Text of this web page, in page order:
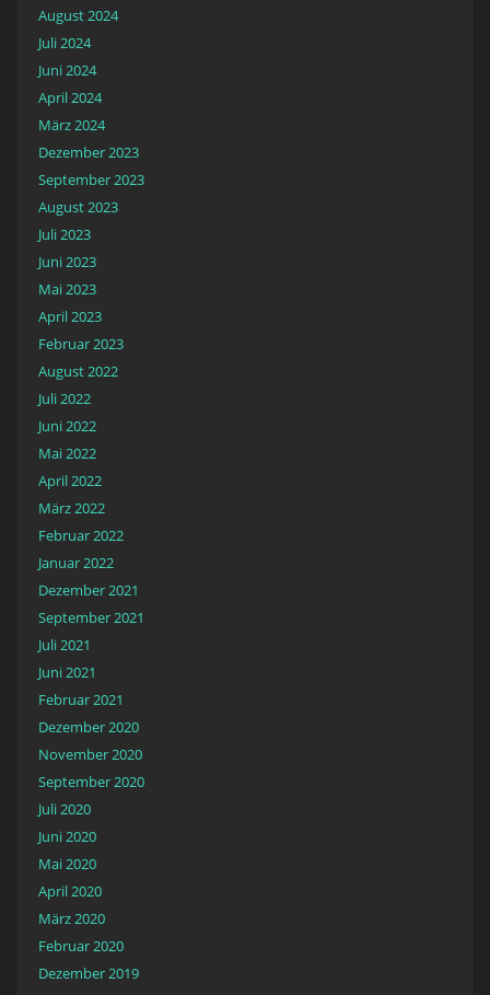
August 2024
Juli 2024
Juni 2024
April 2024
März 2024
Dezember 2023
September 2023
August 2023
Juli 2023
Juni 2023
Mai 2023
April 2023
Februar 2023
August 2022
Juli 2022
Juni 2022
Mai 2022
April 2022
März 2022
Februar 2022
Januar 2022
Dezember 2021
September 2021
Juli 2021
Juni 2021
Februar 2021
Dezember 2020
November 2020
September 2020
Juli 2020
Juni 2020
Mai 2020
April 2020
März 2020
Februar 2020
Dezember 2019